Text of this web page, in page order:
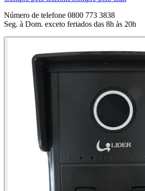
Número de telefone 0800 773 3838
Seg. à Dom. exceto feriados das 8h às 20h